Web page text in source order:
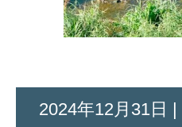
2024年12月31日 |